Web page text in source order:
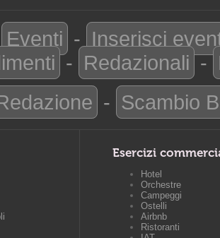
Eventi - Inserisci
- Redazionali -
- Scambio
Esercizi
Hotel
Orchestre
Campeggi
Ostelli
Airbnb
Ristoranti